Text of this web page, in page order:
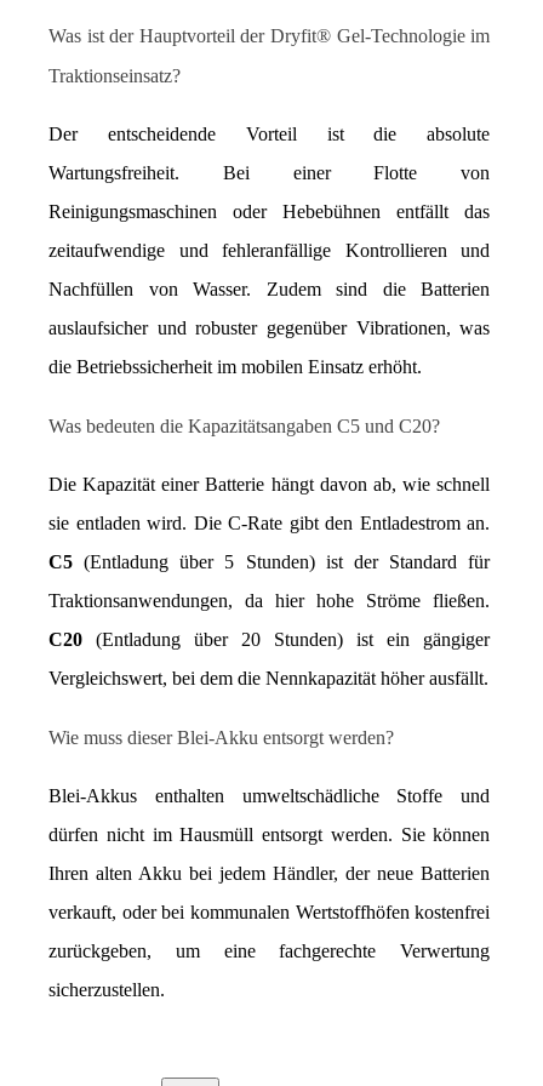
Was ist der Hauptvorteil der Dryfit® Gel-Technologie im
Traktionseinsatz?
Der entscheidende Vorteil ist die absolute
Wartungsfreiheit. Bei einer Flotte von
Reinigungsmaschinen oder Hebebühnen entfällt das
zeitaufwendige und fehleranfällige Kontrollieren und
Nachfüllen von Wasser. Zudem sind die Batterien
auslaufsicher und robuster gegenüber Vibrationen, was
die Betriebssicherheit im mobilen Einsatz erhöht.
Was bedeuten die Kapazitätsangaben C5 und C20?
Die Kapazität einer Batterie hängt davon ab, wie schnell
C5 (Entladung über 5 Stunden) ist der Standard für
C20 (Entladung über 20 Stunden) ist ein gängiger
Vergleichswert, bei dem die Nennkapazität höher ausfällt.
Wie muss dieser Blei-Akku entsorgt werden?
Blei-Akkus enthalten umweltschädliche Stoffe und
dürfen nicht im Hausmüll entsorgt werden. Sie können
Ihren alten Akku bei jedem Händler, der neue Batterien
verkauft, oder bei kommunalen Wertstoffhöfen kostenfrei
zurückgeben, um eine fachgerechte Verwertung
sicherzustellen.